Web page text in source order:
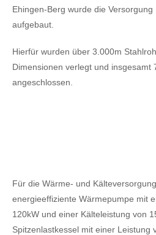
Ehingen-Berg wurde die
aufgebaut.
Hierfür wurden über 3.000m
Dimensionen verlegt und insgesamt
angeschlossen.
Für die Wärme- und
energieeffiziente Wärmepumpe mit
120kW und einer Kälteleistung von
Spitzenlastkessel mit einer Leistung